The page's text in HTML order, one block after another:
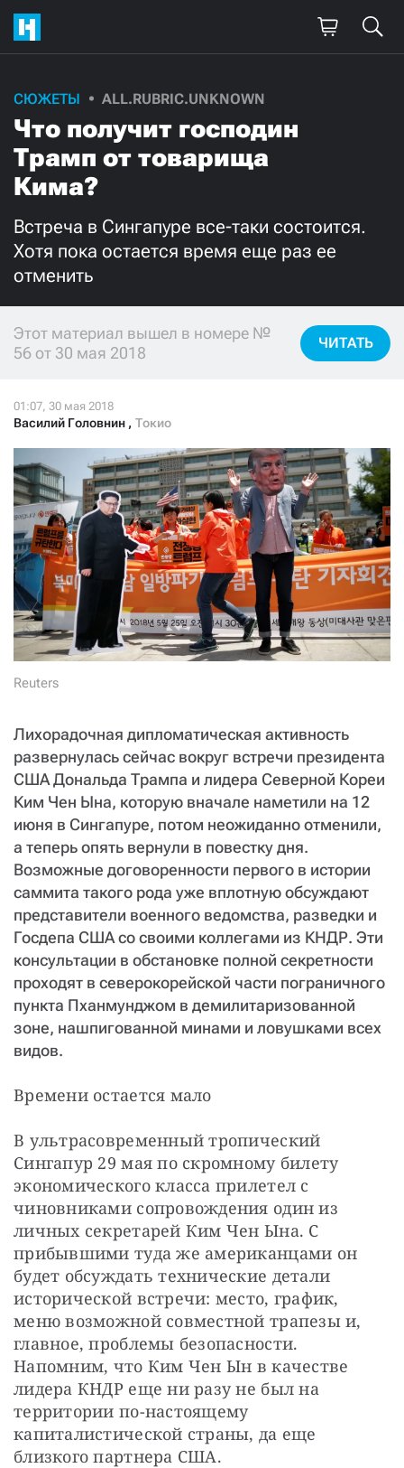
СЮЖЕТЫ ALL.RUBRIC.UNKNOWN
Что получит господин
Трамп от товарища
Кима?
Встреча в Сингапуре все-таки состоится.
Хотя пока остается время еще раз ее
отменить
Этот материал вышел в номере №
56 от 30 мая 2018
ЧИТАТЬ
Василий Головнин , Токио
Reuters
Лихорадочная дипломатическая активность
развернулась сейчас вокруг встречи президента
США Дональда Трампа и лидера Северной Кореи
Ким Чен Ына, которую вначале наметили на 12
июня в Сингапуре, потом неожиданно отменили,
а теперь опять вернули в повестку дня.
Возможные договоренности первого в истории
саммита такого рода уже вплотную обсуждают
представители военного ведомства, разведки и
Госдепа США со своими коллегами из КНДР. Эти
консультации в обстановке полной секретности
проходят в северокорейской части пограничного
пункта Пханмунджом в демилитаризованной
зоне, нашпигованной минами и ловушками всех
видов.
Времени остается мало
В ультрасовременный тропический
Сингапур 29 мая по скромному билету
экономического класса прилетел с
чиновниками сопровождения один из
личных секретарей Ким Чен Ына. С
прибывшими туда же американцами он
будет обсуждать технические детали
исторической встречи: место, график,
меню возможной совместной трапезы и,
главное, проблемы безопасности.
Напомним, что Ким Чен Ын в качестве
лидера КНДР еще ни разу не был на
территории по-настоящему
капиталистической страны, да еще
близкого партнера США.
Поддержите
нашу работу!
Ежемесячно Разово
3000 1000
500
СТАТЬ СОУЧАСТНИКОМ
Если у вас есть вопросы, пишите donate@novayagazeta.ruили
звоните:
+7 (929) 612-03-68